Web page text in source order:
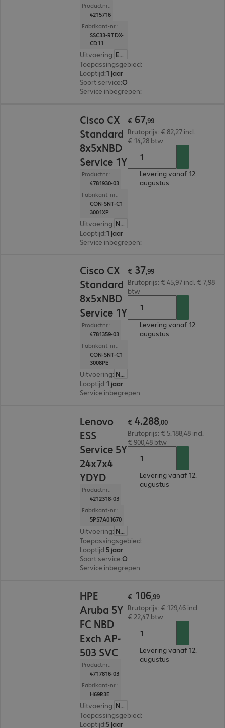
Productnr.:
4215716
Fabrikant-nr.:
SSC33-RTDX-
CD11
Uitvoering:
Europa
Toepassingsgebied:
Looptijd:1 jaar
Soort service:
Service inbegrepen:
Cisco CX
Standard
8x5xNBD
Service 1Y
Productnr.:
4781930-03
Fabrikant-nr.:
CON-SNT-C1
3001XP
Uitvoering:
Nederland
Looptijd:1 jaar
Service inbegrepen:
€ 67,99
Brutoprijs: € 82,27 incl.
€ 14,28 btw
Levering vanaf 12.
augustus
Cisco CX
Standard
8x5xNBD
Service 1Y
Productnr.:
4781359-03
Fabrikant-nr.:
CON-SNT-C1
3008PE
Uitvoering:
Nederland
Looptijd:1 jaar
Service inbegrepen:
€ 37,99
Brutoprijs: € 45,97 incl. € 7,98
btw
Levering vanaf 12.
augustus
Lenovo
ESS
Service 5Y
24x7x4
YDYD
Productnr.:
4212318-03
Fabrikant-nr.:
5PS7A01670
Uitvoering:
Nederland
Toepassingsgebied:
Looptijd:5 jaar
Soort service:
Service inbegrepen:
€ 4.288,00
Brutoprijs: € 5.188,48 incl.
€ 900,48 btw
Levering vanaf 12.
augustus
HPE
Aruba 5Y
FC NBD
Exch AP-
503 SVC
Productnr.:
4717816-03
Fabrikant-nr.:
H69R3E
Uitvoering:
Nederland
Toepassingsgebied:
Looptijd:5 jaar
€ 106,99
Brutoprijs: € 129,46 incl.
€ 22,47 btw
Levering vanaf 12.
augustus